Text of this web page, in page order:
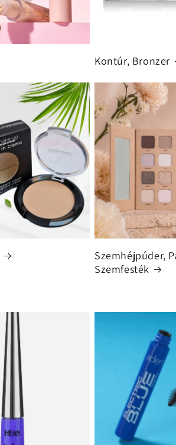
Kontúr, Bronzer
Szemhéjpúder,
Szemfesték